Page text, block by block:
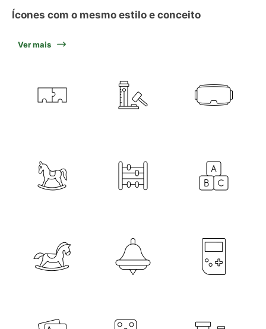
Ícones com o mesmo estilo e conceito
Ver mais